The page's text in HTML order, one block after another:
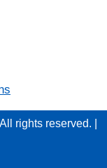
rights reserved. |